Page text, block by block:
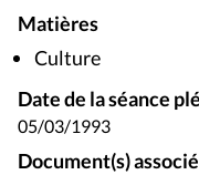
Matières
Culture
Date de la séance
05/03/1993
Document(s)